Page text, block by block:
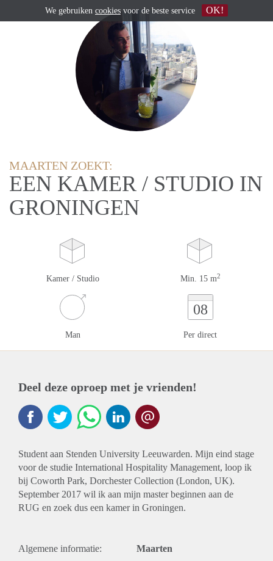
MAARTEN ZOEKT:
EEN KAMER / STUDIO IN
GRONINGEN
Kamer / Studio Min. 15 m2
Man
08
Per direct
Deel deze oproep met je vrienden!
Student aan Stenden University Leeuwarden. Mijn eind stage
voor de studie International Hospitality Management, loop ik
bij Coworth Park, Dorchester Collection (London, UK).
September 2017 wil ik aan mijn master beginnen aan de
RUG en zoek dus een kamer in Groningen.
Algemene informatie: Maarten
We gebruiken cookies voor de beste service OK!